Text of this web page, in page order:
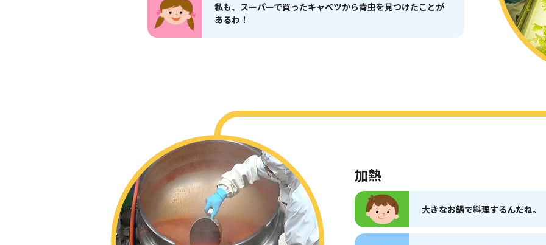
私も、スーパーで買ったキャベツから青虫を見つけたことが
あるわ！
加熱
大きなお鍋で料理するんだね。